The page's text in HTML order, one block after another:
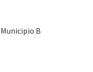
Municipio B